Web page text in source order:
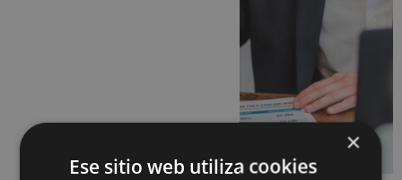
×
Ese sitio web utiliza cookies